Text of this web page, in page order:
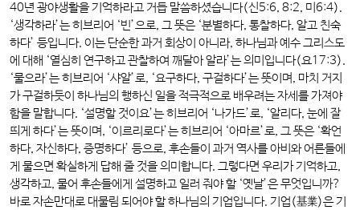
40년 광야생활을 기억하라고 거듭 말씀하셨습니다(신5:6, 8:2, 미6:4).
‘생각하라’는 히브리어 ‘빈’으로, 그 뜻은 ‘분별하다, 통찰하다, 알고 친숙
하다’ 등입니다. 이는 단순한 과거 회상이 아니라, 하나님과 예수 그리스도
에 대해 ‘열심히 연구하고 관찰하여 깨달아 알라’는 의미입니다(요17:3).
‘물으라’는 히브리어 ‘샤알’로, ‘요구하다, 구걸하다’는 뜻이며, 마치 거지
가 구걸하듯이 하나님의 행하신 일을 적극적으로 배우려는 자세를 가져야
함을 말합니다. ‘설명할 것이요’는 히브리어 ‘나가드’로, ‘알리다, 눈에 잘
띄게 하다’는 뜻이며, ‘이르리로다’는 히브리어 ‘아마르’로, 그 뜻은 ‘확언
하다, 자신하다, 증명하다’ 등으로, 후손들이 과거 역사를 아비와 어른들에
게 물으면 확실하게 답해 줄 것을 의미합니다. 그렇다면 우리가 기억하고,
생각하고, 물어 후손들에게 설명하고 일러 줘야 할 ‘옛날’은 무엇입니까?
바로 자손만대로 대물림 되어야 할 하나님의 기업입니다. 기업(基業)은 기